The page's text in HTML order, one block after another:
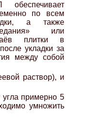
обеспечивает
по всем
а также
или
плитки в
укладки за
между собой
раствор), и
угла примерно 5
умножить